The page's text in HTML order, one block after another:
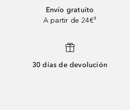
Envío gratuito
A partir de 24€³
30 días de devolución